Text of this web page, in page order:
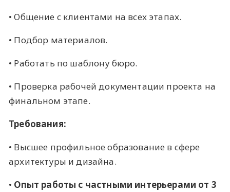
• Общение с клиентами на всех этапах.
• Подбор материалов.
• Работать по шаблону бюро.
• Проверка рабочей документации проекта на
финальном этапе.
Требования:
• Высшее профильное образование в сфере
архитектуры и дизайна.
• Опыт работы с частными интерьерами от 3